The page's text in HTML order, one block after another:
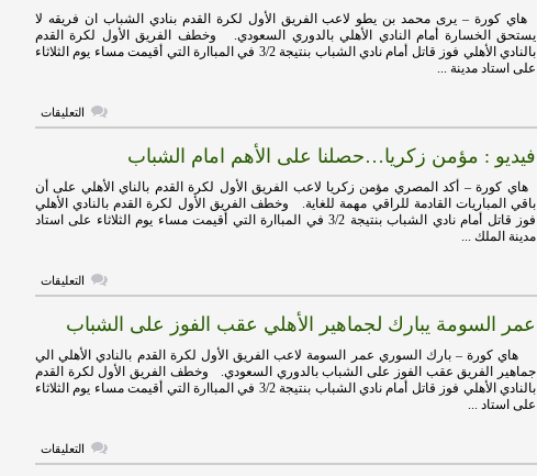
بيزيليهاي كورة – يرى محمد بن يطو لاعب الفريق الأول لكرة القدم بنادي الشباب ان فريقه لا
يستحق الخسارة أمام النادي الأهلي بالدوري السعودي. وخطف الفريق الأول لكرة القدم
بالنادي الأهلي فوز قاتل أمام نادي الشباب بنتيجة 3/2 في المباارة التي أقيمت مساء يوم الثلاثاء
على استاد مدينة ...
التعليقاتعلى
فيديو
لا
يستحق
الخسارة
فيديو : مؤمن زكريا…حصلنا على الأهم امام الشباب
هاي كورة – أكد المصري مؤمن زكريا لاعب الفريق الأول لكرة القدم بالناي الأهلي على أن
باقي المباريات القادمة للراقي مهمة للغاية. وخطف الفريق الأول لكرة القدم بالنادي الأهلي
فوز قاتل أمام نادي الشباب بنتيجة 3/2 في المباارة التي أقيمت مساء يوم الثلاثاء على استاد
مدينة الملك ...
التعليقاتعلى
فيديو
على
الأهم
امام
عمر السومة يبارك لجماهير الأهلي عقب الفوز على الشباب
هاي كورة – بارك السوري عمر السومة لاعب الفريق الأول لكرة القدم بالنادي الأهلي الي
جماهير الفريق عقب الفوز على الشباب بالدوري السعودي. وخطف الفريق الأول لكرة القدم
بالنادي الأهلي فوز قاتل أمام نادي الشباب بنتيجة 3/2 في المباارة التي أقيمت مساء يوم الثلاثاء
على استاد ...
التعليقاتعلى
عمر